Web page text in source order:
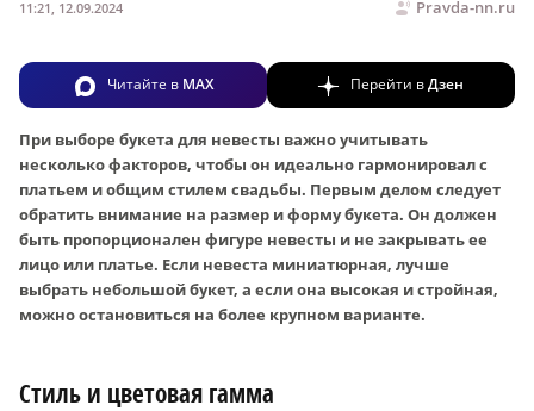
Pravda-nn.ru
11:21, 12.09.2024
Читайте в MAX Перейти вДзен
При выборе букета для невесты важно учитывать
несколько факторов, чтобы он идеально гармонировал с
платьем и общим стилем свадьбы. Первым делом следует
обратить внимание на размер и форму букета. Он должен
быть пропорционален фигуре невесты и не закрывать ее
лицо или платье. Если невеста миниатюрная, лучше
выбрать небольшой букет, а если она высокая и стройная,
можно остановиться на более крупном варианте.
Стиль и цветовая гамма